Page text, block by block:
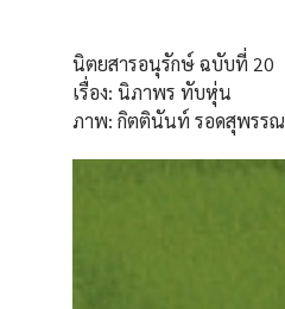
นิตยสารอนุรักษ์ ฉบับที่ 20
เรื่อง: นิภาพร ทับหุ่น
ภาพ: กิตตินันท์ รอดสุพรรณ